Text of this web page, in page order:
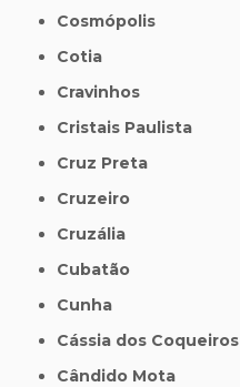
Cosmópolis
Cotia
Cravinhos
Cristais Paulista
Cruz Preta
Cruzeiro
Cruzália
Cubatão
Cunha
Cássia dos Coqueiros
Cândido Mota